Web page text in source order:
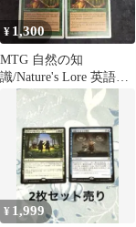
¥ 1,300
MTG 自然の知
識/Nature's Lore 英語版
4枚セット 5ED
¥ 1,999